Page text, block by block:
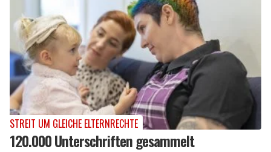
STREIT UM GLEICHE ELTERNRECHTE
120.000 Unterschriften gesammelt